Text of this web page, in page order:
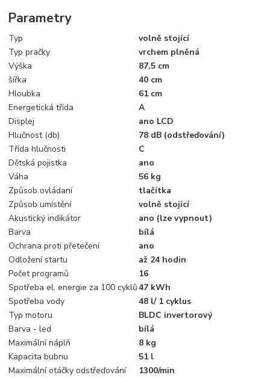
Parametry
Typ
volně stojící
Typ pračky
vrchem plněná
Výška
87,5 cm
šířka
40 cm
Hloubka
61 cm
Energetická třída
A
Displej
ano LCD
Hlučnost (db)
78 dB (odstřeďování)
Třída hlučnosti
C
Dětská pojistka
ano
Váha
56 kg
Způsob ovládaní
tlačítka
Způsob umístění
volně stojící
Akustický indikátor
ano (lze vypnout)
Barva
bílá
Ochrana proti přetečení
ano
Odložení startu
až 24 hodin
Počet programů
16
Spotřeba el. energie za 100 cyklů47 kWh
Spotřeba vody
48 l/ 1 cyklus
Typ motoru
BLDC invertorový
Barva - led
bílá
Maximální náplň
8 kg
Kapacita bubnu
51 l
Maximální otáčky odstřeďování
1300/min